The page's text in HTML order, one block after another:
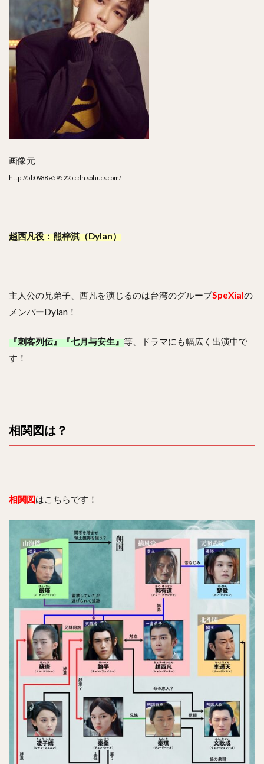
画像元
http://5b0988e595225.cdn.sohucs.com/
趙西凡役：熊梓淇（Dylan）
主人公の兄弟子、西凡を演じるのは台湾のグループSpeXialの
メンバーDylan！
『刺客列伝』『七月与安生』等、ドラマにも幅広く出演中で
す！
相関図は？
相関図はこちらです！